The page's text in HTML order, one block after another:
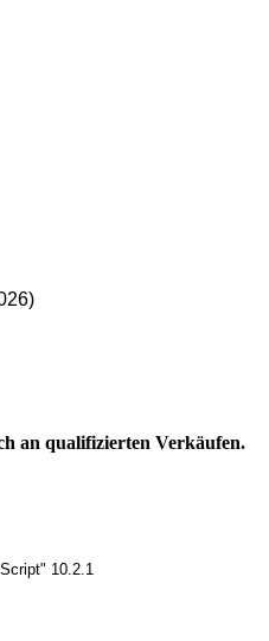
an qualifizierten Verkäufen.
10.2.1